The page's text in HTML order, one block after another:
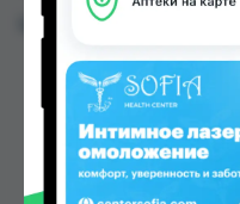
Цена: от236.00 TJS